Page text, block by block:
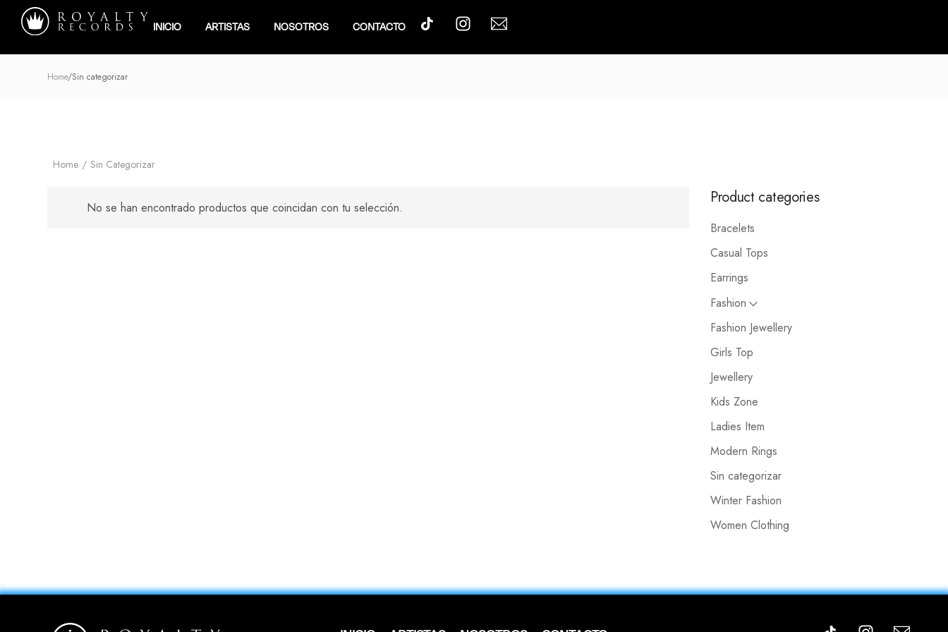
INICIO ARTISTAS NOSOTROS CONTACTO
Home Sin categorizar
Home Sin Categorizar
No se han encontrado productos que coincidan con tu selección.
Product categories
Bracelets
Casual Tops
Earrings
Fashion
Fashion Jewellery
Girls Top
Jewellery
Kids Zone
Ladies Item
Modern Rings
Sin categorizar
Winter Fashion
Women Clothing